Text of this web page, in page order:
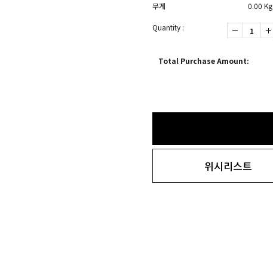
무게 0.00 Kg
Quantity :
Total Purchase Amount:
위시리스트